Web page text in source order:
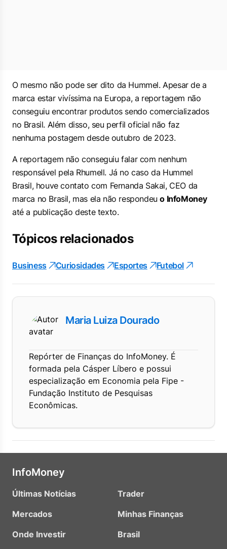
O mesmo não pode ser dito da Hummel. Apesar de a
marca estar vivíssima na Europa, a reportagem não
conseguiu encontrar produtos sendo comercializados
no Brasil. Além disso, seu perfil oficial não faz
nenhuma postagem desde outubro de 2023.
A reportagem não conseguiu falar com nenhum
responsável pela Rhumell. Já no caso da Hummel
Brasil, houve contato com Fernanda Sakai, CEO da
marca no Brasil, mas ela não respondeuo InfoMoney
até a publicação deste texto.
Tópicos relacionados
Business Curiosidades Esportes Futebol
Maria Luiza Dourado
Repórter de Finanças do InfoMoney. É
formada pela Cásper Líbero e possui
especialização em Economia pela Fipe -
Fundação Instituto de Pesquisas
Econômicas.
InfoMoney
Últimas Notícias
Mercados
Onde Investir
Trader
Minhas Finanças
Brasil